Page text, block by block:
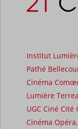
Institut
Pathé
Cinéma
Lumière
UGC Ciné Cité
Cinéma